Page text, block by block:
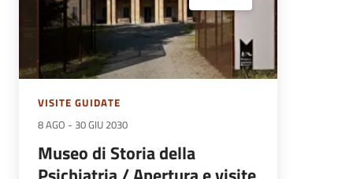
VISITE GUIDATE
8 AGO - 30 GIU 2030
Museo di Storia della